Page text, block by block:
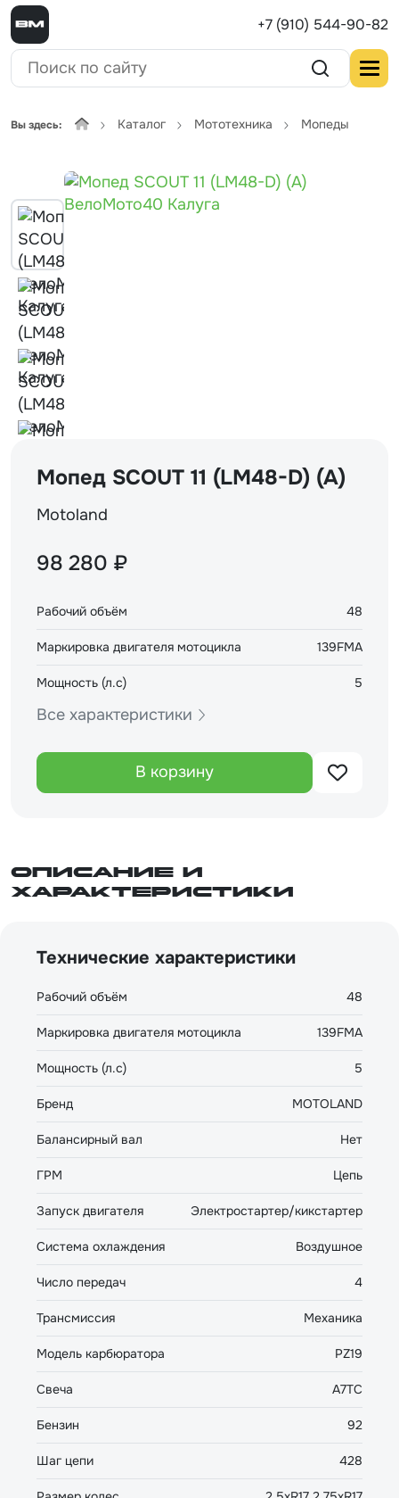
+7 (910) 544-90-82
Вы здесь: Каталог Мототехника Мопеды
Мопед SCOUT 11 (LM48-D) (A)
Motoland
98 280 ₽
Рабочий объём 48
Маркировка двигателя мотоцикла 139FMA
Мощность (л.с) 5
Все характеристики
В корзину
Описание и
характеристики
Технические характеристики
Рабочий объём 48
Маркировка двигателя мотоцикла 139FMA
Мощность (л.с) 5
Бренд MOTOLAND
Балансирный вал Нет
ГРМ Цепь
Запуск двигателя Электростартер/кикстартер
Система охлаждения Воздушное
Число передач 4
Трансмиссия Механика
Модель карбюратора PZ19
Свеча A7TC
Бензин 92
Шаг цепи 428